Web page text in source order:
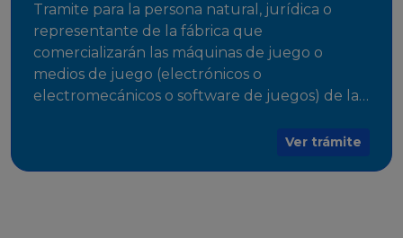
Tramite para la persona natural, jurídica o
representante de la fábrica que
comercializarán las máquinas de juego o
medios de juego (electrónicos o
electromecánicos o software de juegos) de las
Ver trámite